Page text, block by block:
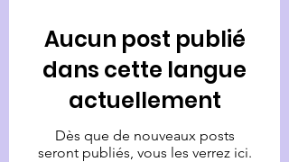
Aucun post publié
dans cette langue
actuellement
Dès que de nouveaux posts
seront publiés, vous les verrez ici.